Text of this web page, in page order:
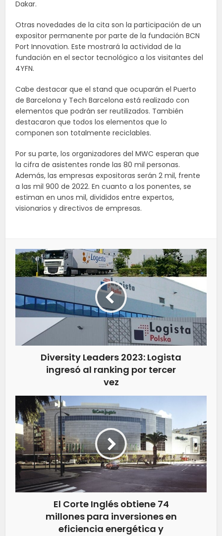
Dakar.
Otras novedades de la cita son la participación de un
expositor permanente por parte de la fundación BCN
Port Innovation. Este mostrará la actividad de la
fundación en el sector tecnológico a los visitantes del
4YFN.
Cabe destacar que el stand que ocuparán el Puerto
de Barcelona y Tech Barcelona está realizado con
elementos que podrán ser reutilizados. También
destacaron que todos los elementos que lo
componen son totalmente reciclables.
Por su parte, los organizadores del MWC esperan que
la cifra de asistentes ronde las 80 mil personas.
Además, las empresas expositoras serán 2 mil, frente
a las mil 900 de 2022. En cuanto a los ponentes, se
estiman en unos mil, divididos entre expertos,
visionarios y directivos de empresas.
Diversity Leaders 2023: Logista
ingresó al ranking por tercer
vez
El Corte Inglés obtiene 74
millones para inversiones en
eficiencia energética y